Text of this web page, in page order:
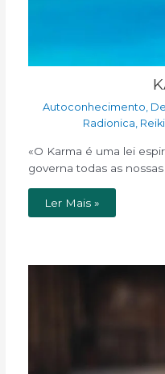
Autoconhecimento
Radionica Reiki
«O Karma é uma lei
governa todas as
Ler Mais »